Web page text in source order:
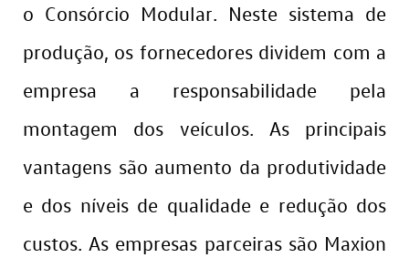
o Consórcio Modular. Neste sistema de
produção, os fornecedores dividem com a
empresa a responsabilidade pela
montagem dos veículos. As principais
vantagens são aumento da produtividade
e dos níveis de qualidade e redução dos
custos. As empresas parceiras são Maxion